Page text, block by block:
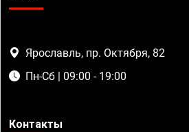
Ярославль, пр. Октября, 82
Пн-Сб | 09:00 - 19:00
Контакты